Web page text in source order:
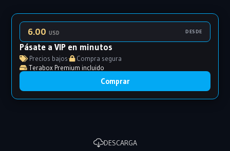
6.00USD DESDE
Pásate a VIP en minutos
Precios bajos·
Compra segura
Terabox Premium incluido
Comprar
DESCARGA